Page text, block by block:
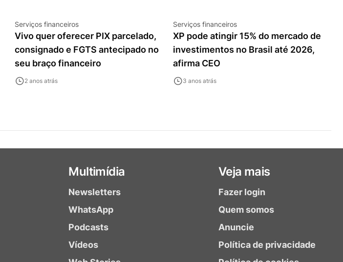
Serviços financeiros
Vivo quer oferecer PIX parcelado,
consignado e FGTS antecipado no
seu braço financeiro
2 anos atrás
Serviços financeiros
XP pode atingir 15% do mercado de
investimentos no Brasil até 2026,
afirma CEO
3 anos atrás
Multimídia
Newsletters
WhatsApp
Podcasts
Vídeos
Veja mais
Fazer login
Quem somos
Anuncie
Política de privacidade